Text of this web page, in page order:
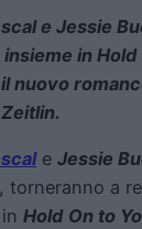
e Jessie
in Hold
nuovo
e Jessie
, torneranno a
Hold On to